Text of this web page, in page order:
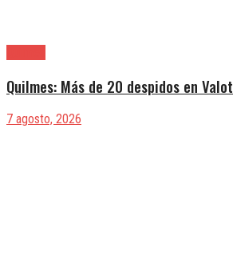
Quilmes: Más de 20 despidos en Valot
7 agosto, 2026